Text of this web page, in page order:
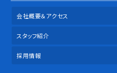
会社概要＆アクセス
スタッフ紹介
採用情報